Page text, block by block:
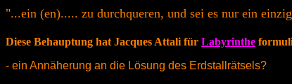
"...ein (en)..... zu durchqueren, und sei es nur ein
Diese Behauptung hat Jacques Attali für Labyrinthe
- ein Annäherung an die Lösung des Erdstallrätsels?